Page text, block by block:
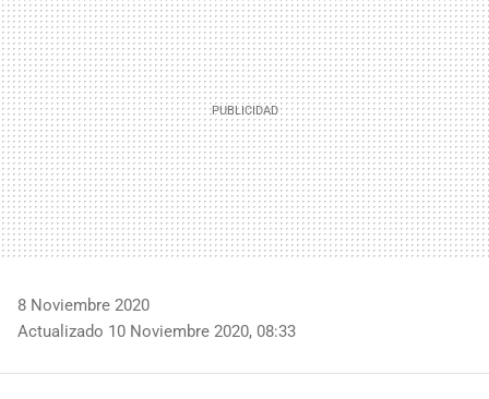
8 Noviembre 2020
Actualizado 10 Noviembre 2020, 08:33